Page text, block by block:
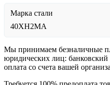
Марка стали
40ХН2МА
Мы принимаем безналичные
юридических лиц: банковский
оплата со счета вашей